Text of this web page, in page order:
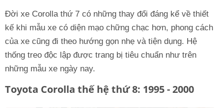
Đời xe Corolla thứ 7 có những thay đổi đáng kể về thiết
kế khi mẫu xe có diện mạo chững chạc hơn, phong cách
của xe cũng đi theo hướng gọn nhẹ và tiện dụng. Hệ
thống treo độc lập được trang bị tiêu chuẩn như trên
những mẫu xe ngày nay.
Toyota Corolla thế hệ thứ 8: 1995 - 2000